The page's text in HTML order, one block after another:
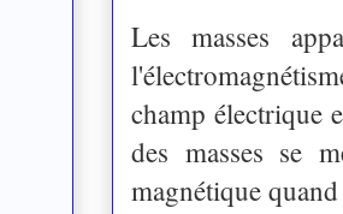
Les masses
champ électrique
des masses se
magnétique